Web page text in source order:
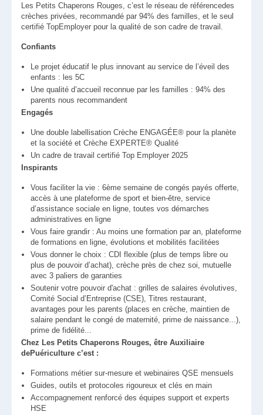
Les Petits Chaperons Rouges, c’est le réseau de référencedes
crèches privées, recommandé par 94% des familles, et le seul
certifié TopEmployer pour la qualité de son cadre de travail.
Confiants
Le projet éducatif le plus innovant au service de l’éveil des
enfants : les 5C
Une qualité d’accueil reconnue par les familles : 94% des
parents nous recommandent
Engagés
Une double labellisation Crèche ENGAGÉE® pour la planète
et la société et Crèche EXPERTE® Qualité
Un cadre de travail certifié Top Employer 2025
Inspirants
Vous faciliter la vie : 6ème semaine de congés payés offerte,
accès à une plateforme de sport et bien-être, service
d’assistance sociale en ligne, toutes vos démarches
administratives en ligne
Vous faire grandir : Au moins une formation par an, plateforme
de formations en ligne, évolutions et mobilités facilitées
Vous donner le choix : CDI flexible (plus de temps libre ou
plus de pouvoir d’achat), crèche près de chez soi, mutuelle
avec 3 paliers de garanties
Soutenir votre pouvoir d'achat : grilles de salaires évolutives,
Comité Social d’Entreprise (CSE), Titres restaurant,
avantages pour les parents (places en crèche, maintien de
salaire pendant le congé de maternité, prime de naissance...),
prime de fidélité...
Chez Les Petits Chaperons Rouges, être Auxiliaire
dePuériculture c’est :
Formations métier sur-mesure et webinaires QSE mensuels
Guides, outils et protocoles rigoureux et clés en main
Accompagnement renforcé des équipes support et experts
HSE